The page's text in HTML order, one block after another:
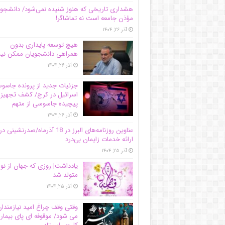
هشداری تاریخی که هنوز شنیده نمی‌شود/ دانشجو
مؤذن جامعه است نه تماشاگر!
آذر ۲۶, ۱۴۰۴
هیچ توسعه پایداری بدون
همراهی دانشجویان ممکن
آذر ۲۶, ۱۴۰۴
جزئیات جدید از پرونده
اسرائیل در کرج/‌ کشف
پیچیده جاسوسی از متهم
آذر ۲۶, ۱۴۰۴
عناوین روزنامه‌های البرز در ‌18 آذرماه/صدرنشینی در
ارائه خدمات زایمان بی‌درد
آذر ۲۵, ۱۴۰۴
یادداشت| روزی که جهان از نو
متولد شد
آذر ۲۵, ۱۴۰۴
وقتی وقف چراغ امید
می شود/ موقوفه ای پای